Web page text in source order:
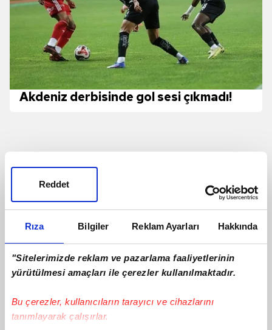
Rıza Bilgiler Reklam Ayarları Hakkında
"Sitelerimizde reklam ve pazarlama faaliyetlerinin
yürütülmesi amaçları ile çerezler kullanılmaktadır.
Bu çerezler, kullanıcıların tarayıcı ve cihazlarını
tanımlayarak çalışırlar.
Reddet
Akdeniz derbisinde gol sesi çıkmadı!